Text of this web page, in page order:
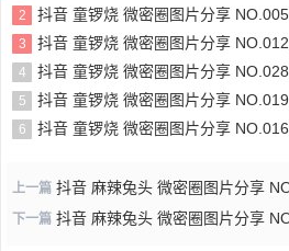
2 抖音 童锣烧 微密圈图片分享 NO.005期 【8P1V
3 抖音 童锣烧 微密圈图片分享 NO.012
4 抖音 童锣烧 微密圈图片分享 NO.028期 【
5 抖音 童锣烧 微密圈图片分享 NO.019期 【18P5V】
6 抖音 童锣烧 微密圈图片分享 NO.016期 【17P12V
上一篇 抖音 麻辣兔头 微密圈图片分享
下一篇 抖音 麻辣兔头 微密圈图片分享